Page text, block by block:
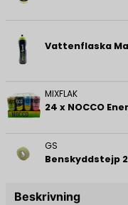
Vattenflaska
MIXFLAK
24 x NOCCO
GS
Benskyddstejp
Beskrivning